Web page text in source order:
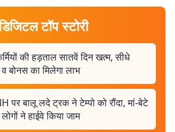
टॉप स्टोरी
की हड़ताल सातवें दिन खत्म, सीधे
बोनस का मिलेगा लाभ
पर बालू लदे ट्रक ने टेम्पो को रौंदा, मां-बेटे
ने हाईवे किया जाम